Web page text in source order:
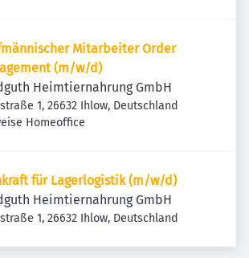
Mitarbeiter Order
(m/w/d)
Heimtiernahrung GmbH
1, 26632 Ihlow, Deutschland
Homeoffice
für Lagerlogistik (m/w/d)
Heimtiernahrung GmbH
1, 26632 Ihlow, Deutschland